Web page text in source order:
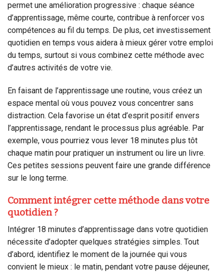
permet une amélioration progressive : chaque séance
d’apprentissage, même courte, contribue à renforcer vos
compétences au fil du temps. De plus, cet investissement
quotidien en temps vous aidera à mieux gérer votre emploi
du temps, surtout si vous combinez cette méthode avec
d’autres activités de votre vie.
En faisant de l’apprentissage une routine, vous créez un
espace mental où vous pouvez vous concentrer sans
distraction. Cela favorise un état d’esprit positif envers
l’apprentissage, rendant le processus plus agréable. Par
exemple, vous pourriez vous lever 18 minutes plus tôt
chaque matin pour pratiquer un instrument ou lire un livre.
Ces petites sessions peuvent faire une grande différence
sur le long terme.
Comment intégrer cette méthode dans votre
quotidien ?
Intégrer 18 minutes d’apprentissage dans votre quotidien
nécessite d’adopter quelques stratégies simples. Tout
d’abord, identifiez le moment de la journée qui vous
convient le mieux : le matin, pendant votre pause déjeuner,